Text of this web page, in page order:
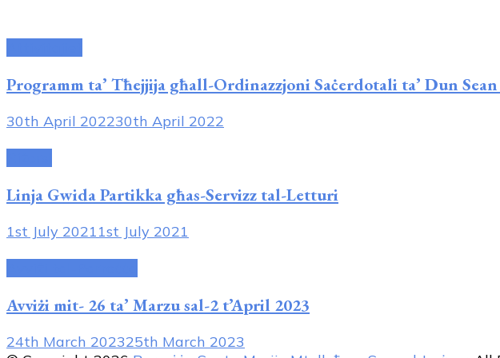
Programm ta’ Tħejjija għall-Ordinazzjoni Saċerdotali ta’ Dun
30th April 202230th April 2022
Linja Gwida Partikka għas-Servizz tal-Letturi
1st July 20211st July 2021
Avviżi mit- 26 ta’ Marzu sal-2 t’April 2023
24th March 202325th March 2023